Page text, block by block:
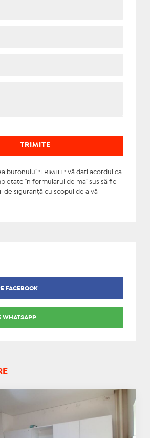
butonului "TRIMITE" vă daţi acordul ca
în formularul de mai sus să fie
de siguranţă cu scopul de a vă
FACEBOOK
WHATSAPP